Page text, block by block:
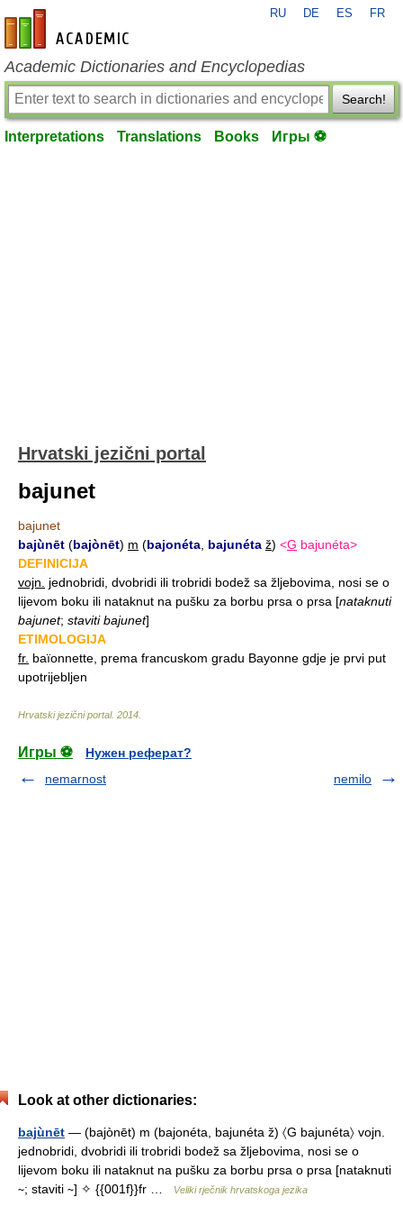
en-academic.com
RU DE ES FR
Academic Dictionaries and Encyclopedias
Search!
Interpretations Translations Books Игры ⚽
Hrvatski jezični portal
bajunet
bajunet
bajùnēt (bajònēt) m (bajonéta bajunéta ž) <G bajunéta>
DEFINICIJA
vojn.
jednobridi, dvobridi ili trobridi bodež sa žljebovima, nosi se o
lijevom boku ili nataknut na pušku za borbu prsa o prsa [nataknuti
bajunet; staviti bajunet]
ETIMOLOGIJA
fr. baïonnette, prema francuskom gradu Bayonne gdje je prvi put
upotrijebljen
Hrvatski jezični portal. 2014
Игры ⚽
Нужен реферат?
nemarnost
nemilo
Look at other dictionaries:
bajùnēt — (bajònēt) m (bajonéta, bajunéta ž) 〈G bajunéta〉 vojn.
jednobridi, dvobridi ili trobridi bodež sa žljebovima, nosi se o
lijevom boku ili nataknut na pušku za borbu prsa o prsa [nataknuti
∼; staviti ∼] ✧ {{001f}}fr …
Veliki rječnik hrvatskoga jezika